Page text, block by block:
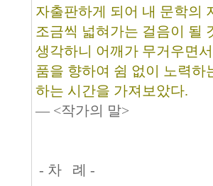
자출판하게 되어 내 문학의
조금씩 넓혀가는 걸음이 될
생각하니 어깨가 무거우면
품을 향하여 쉼 없이 노력하
하는 시간을 가져보았다.
― <작가의 말>
- 차 례 -